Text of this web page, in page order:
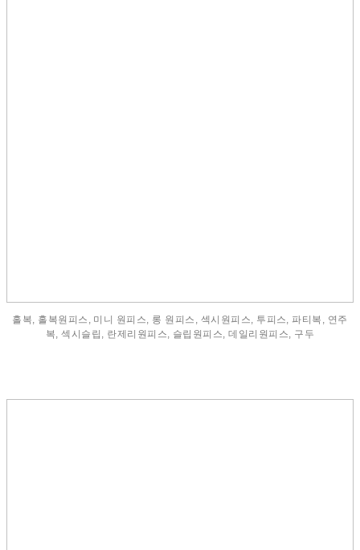
홀복, 홀복원피스, 미니 원피스, 롱 원피스, 섹시원피스, 투피스, 파티복, 연주
복, 섹시슬립, 란제리원피스, 슬립원피스, 데일리원피스, 구두